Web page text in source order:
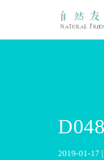
2019-01-17 |